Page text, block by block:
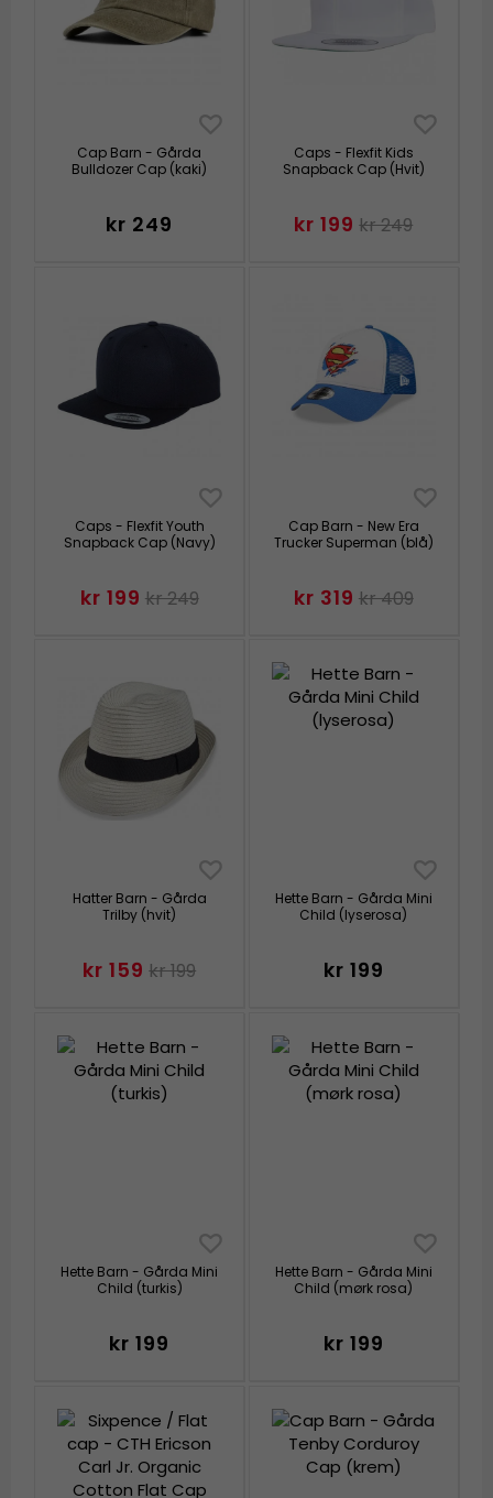
Cap Barn - Gårda
Bulldozer Cap (kaki)
kr 249
Caps - Flexfit Kids
Snapback Cap (Hvit)
kr 199 kr 249
Caps - Flexfit Youth
Snapback Cap (Navy)
kr 199 kr 249
Cap Barn - New Era
Trucker Superman (blå)
kr 319 kr 409
Hatter Barn - Gårda
Trilby (hvit)
kr 159 kr 199
Hette Barn - Gårda Mini
Child (lyserosa)
kr 199
Hette Barn - Gårda Mini
Child (turkis)
kr 199
Hette Barn - Gårda Mini
Child (mørk rosa)
kr 199